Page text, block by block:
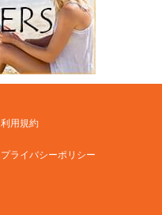
利用規約
プライバシーポリシー